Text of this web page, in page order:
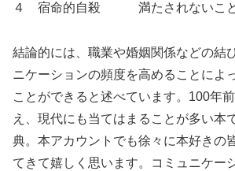
４ 宿命的自殺 満たされないこと
結論的には、職業や婚姻関係などの結
ニケーションの頻度を高めることによ
ことができると述べています。100年
え、現代にも当てはまることが多い本
典。本アカウントでも徐々に本好きの
てきて嬉しく思います。コミュニケー